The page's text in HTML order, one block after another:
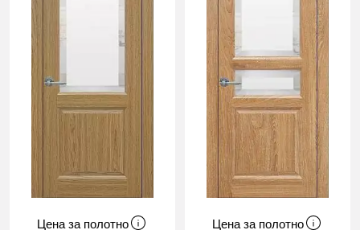
Цена за полотно Цена за полотно